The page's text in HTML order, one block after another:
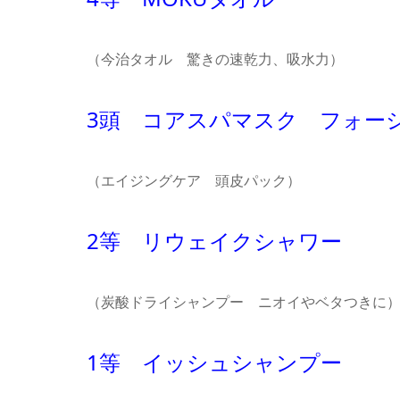
（今治タオル 驚きの速乾力、吸水力）
3頭 コアスパマスク フォー
（エイジングケア 頭皮パック）
2等 リウェイクシャワー
（炭酸ドライシャンプー ニオイやベタつきに）
1等 イッシュシャンプー